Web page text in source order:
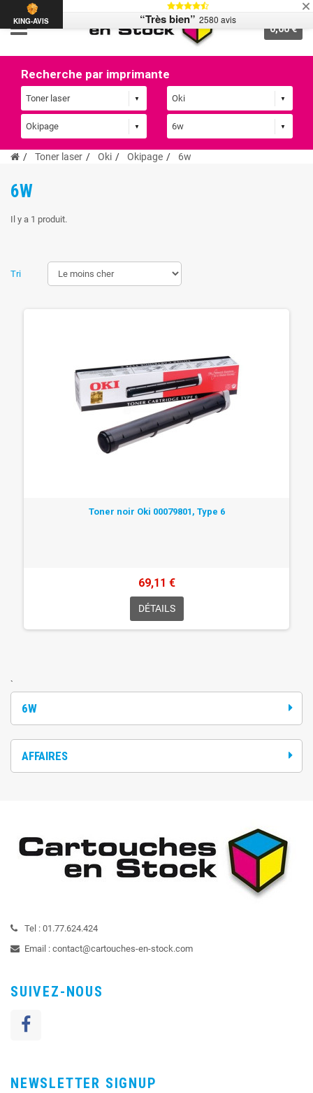
0,00 €
Recherche par imprimante
Toner laser Oki Okipage 6w
`
6W
AFFAIRES
6W
Il y a 1 produit.
Tri
Toner noir Oki 00079801, Type 6
69,11 €
DÉTAILS
Tel : 01.77.624.424
Email : contact@cartouches-en-stock.com
SUIVEZ-NOUS
NEWSLETTER SIGNUP
KING-AVIS “Très bien” 2580 avis